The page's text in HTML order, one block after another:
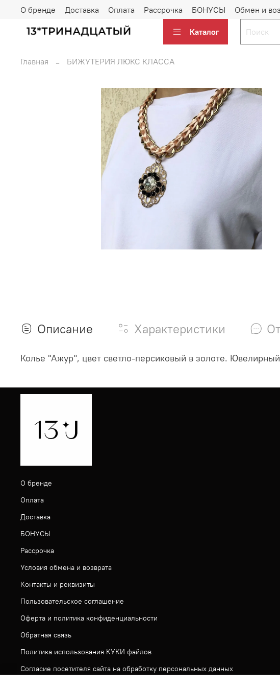
О бренде Доставка Оплата Рассрочка БОНУСЫ Обмен и
Каталог
Главная БИЖУТЕРИЯ ЛЮКС КЛАССА
Описание Характеристики
Колье "Ажур", цвет светло-персиковый в золоте. Ю
О бренде
Оплата
Доставка
БОНУСЫ
Рассрочка
Условия обмена и возврата
Контакты и реквизиты
Пользовательское соглашение
Оферта и политика конфиденциальности
Обратная связь
Политика использования КУКИ файлов
Согласие посетителя сайта на обработку персональных данных